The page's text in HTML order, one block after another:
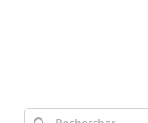
Rechercher: